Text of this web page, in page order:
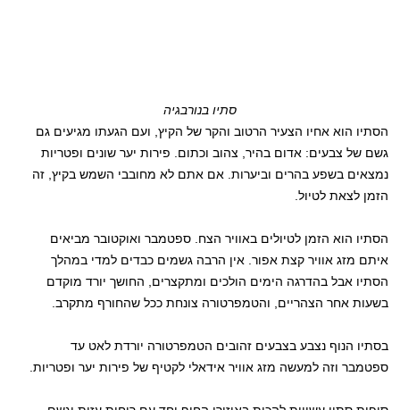
סתיו בנורבגיה
הסתיו הוא אחיו הצעיר הרטוב והקר של הקיץ, ועם הגעתו מגיעים גם
גשם של צבעים: אדום בהיר, צהוב וכתום. פירות יער שונים ופטריות
נמצאים בשפע בהרים וביערות. אם אתם לא מחובבי השמש בקיץ, זה
הזמן לצאת לטיול.
הסתיו הוא הזמן לטיולים באוויר הצח. ספטמבר ואוקטובר מביאים
איתם מזג אוויר קצת אפור. אין הרבה גשמים כבדים למדי במהלך
הסתיו אבל בהדרגה הימים הולכים ומתקצרים, החושך יורד מוקדם
בשעות אחר הצהריים, והטמפרטורה צונחת ככל שהחורף מתקרב.
בסתיו הנוף נצבע בצבעים זהובים הטמפרטורה יורדת לאט עד
ספטמבר וזה למעשה מזג אוויר אידאלי לקטיף של פירות יער ופטריות.